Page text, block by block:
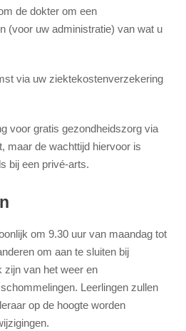
de dokter om een
(voor uw administratie) van wat u
via uw ziektekostenverzekering
voor gratis gezondheidszorg via
maar de wachttijd hiervoor is
bij een privé-arts.
om 9.30 uur van maandag tot
om aan te sluiten bij
zijn van het weer en
Leerlingen zullen
op de hoogte worden